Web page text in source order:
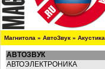
Магнитола » АвтоЗвук » Акустика
АВТОЗВУК
АВТОЭЛЕКТРОНИКА